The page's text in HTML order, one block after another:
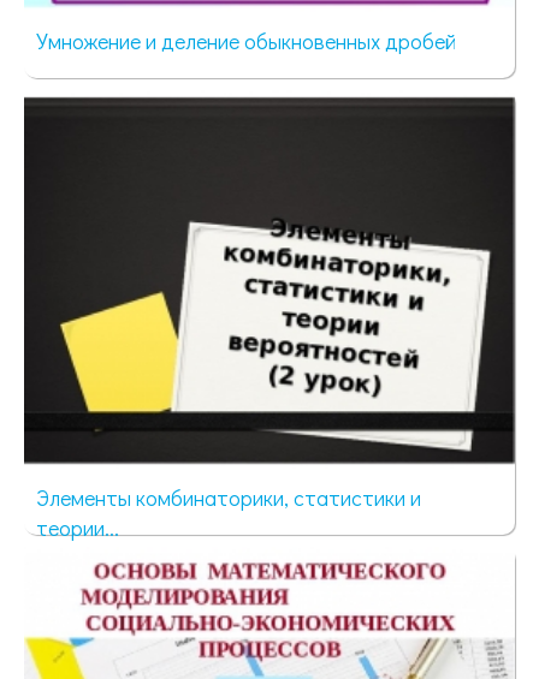
Умножение и деление обыкновенных дробей
Элементы комбинаторики, статистики и
теории...
92 просмотра